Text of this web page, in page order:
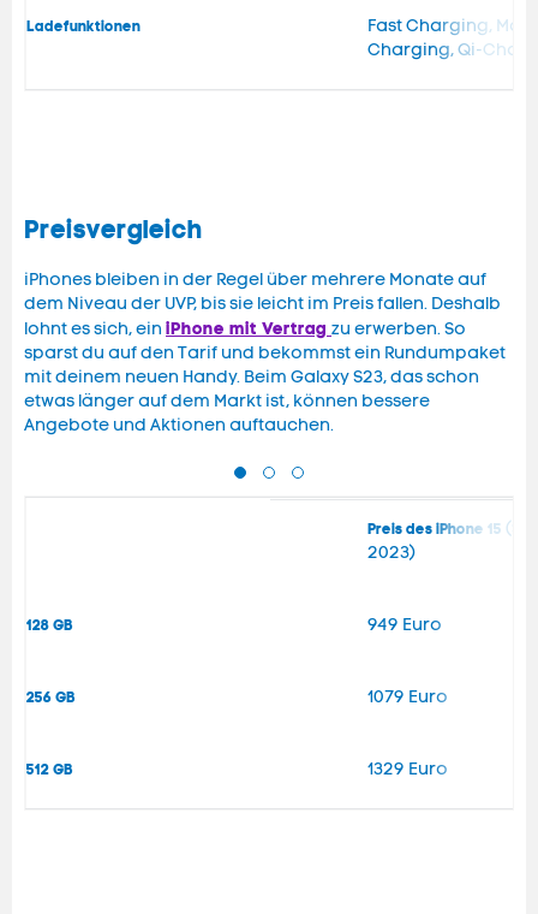
Ladefunktionen
Fast Charging,
Charging, Qi-
Preisvergleich
iPhones bleiben in der Regel über mehrere Monate auf
dem Niveau der UVP, bis sie leicht im Preis fallen. Deshalb
lohnt es sich, ein iPhone mit Vertrag zu erwerben. So
sparst du auf den Tarif und bekommst ein Rundumpaket
mit deinem neuen Handy. Beim Galaxy S23, das schon
etwas länger auf dem Markt ist, können bessere
Angebote und Aktionen auftauchen.
Preis des iPhone 15
2023)
128 GB 949 Euro
256 GB 1079 Euro
512 GB 1329 Euro